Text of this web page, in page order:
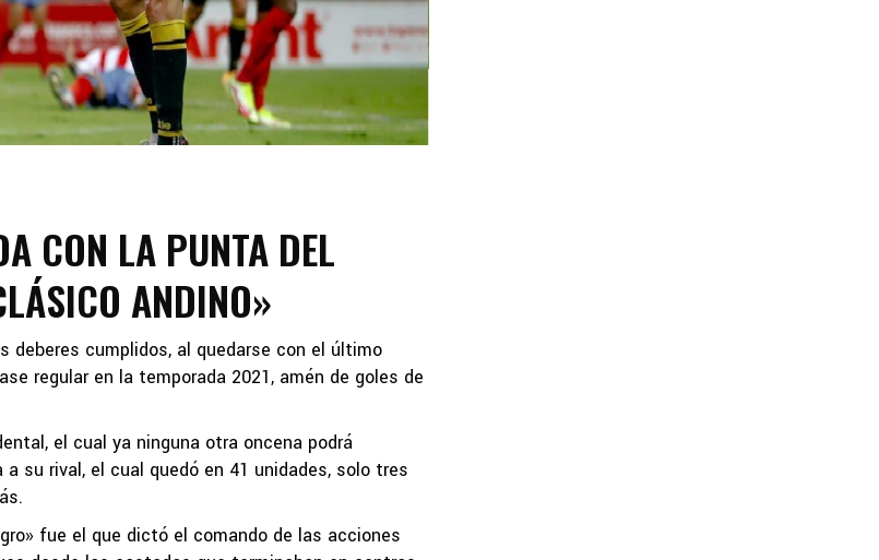
CON LA PUNTA DEL
ANDINO»
deberes cumplidos, al quedarse con el último
regular en la temporada 2021, amén de goles de
el cual ya ninguna otra oncena podrá
su rival, el cual quedó en 41 unidades, solo tres
fue el que dictó el comando de las acciones